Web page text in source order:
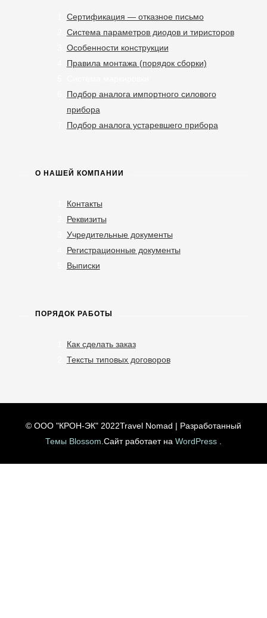
Сертификация — отказное письмо
Система параметров диодов и тиристоров
Особенности конструкции
Правила монтажа (порядок сборки)
Подбор аналога импортного силового
прибора
Подбор аналога устаревшего прибора
О НАШЕЙ КОМПАНИИ
Контакты
Реквизиты
Учредительные документы
Регистрационные документы
Выписки
ПОРЯДОК РАБОТЫ
Как сделать заказ
Тексты типовых договоров
© ООО "КРОН-ЭК" 2022Travel Nomad | Разработанный
Темы Blossom.Сайт работает на WordPress .